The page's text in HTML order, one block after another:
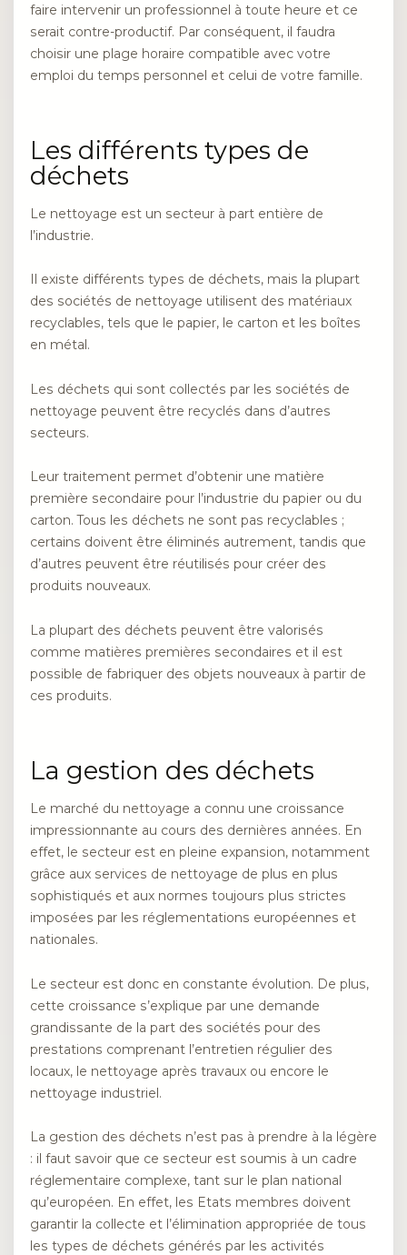
faire intervenir un professionnel à toute heure et ce
serait contre-productif. Par conséquent, il faudra
choisir une plage horaire compatible avec votre
emploi du temps personnel et celui de votre famille.
Les différents types de
déchets
Le nettoyage est un secteur à part entière de
l’industrie.
Il existe différents types de déchets, mais la plupart
des sociétés de nettoyage utilisent des matériaux
recyclables, tels que le papier, le carton et les boîtes
en métal.
Les déchets qui sont collectés par les sociétés de
nettoyage peuvent être recyclés dans d’autres
secteurs.
Leur traitement permet d’obtenir une matière
première secondaire pour l’industrie du papier ou du
carton. Tous les déchets ne sont pas recyclables ;
certains doivent être éliminés autrement, tandis que
d’autres peuvent être réutilisés pour créer des
produits nouveaux.
La plupart des déchets peuvent être valorisés
comme matières premières secondaires et il est
possible de fabriquer des objets nouveaux à partir de
ces produits.
La gestion des déchets
Le marché du nettoyage a connu une croissance
impressionnante au cours des dernières années. En
effet, le secteur est en pleine expansion, notamment
grâce aux services de nettoyage de plus en plus
sophistiqués et aux normes toujours plus strictes
imposées par les réglementations européennes et
nationales.
Le secteur est donc en constante évolution. De plus,
cette croissance s’explique par une demande
grandissante de la part des sociétés pour des
prestations comprenant l’entretien régulier des
locaux, le nettoyage après travaux ou encore le
nettoyage industriel.
La gestion des déchets n’est pas à prendre à la légère
: il faut savoir que ce secteur est soumis à un cadre
réglementaire complexe, tant sur le plan national
qu’européen. En effet, les Etats membres doivent
garantir la collecte et l’élimination appropriée de tous
les types de déchets générés par les activités